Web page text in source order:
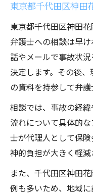
東京都千代田区神田
東京都千代田区神田花
弁護士への相談は早
話やメールで事故状
決定します。その後
の資料を持参して弁護
相談では、事故の経
流れについて具体的
士が代理人として保
神的負担が大きく軽減
また、千代田区神田
例も多いため、地域